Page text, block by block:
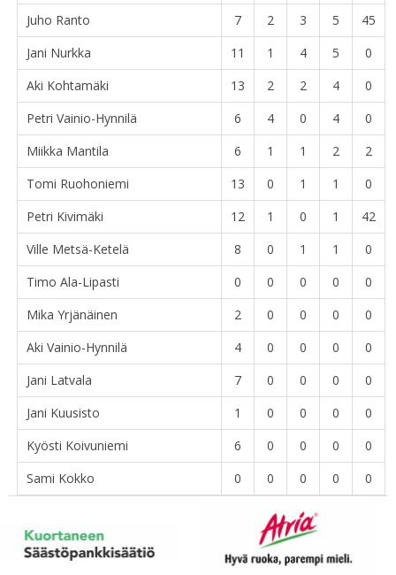
Juho Ranto
7 2 3 5
45
Jani Nurkka
11 1 4 5
0
Aki Kohtamäki
13 2 2 4
0
Petri Vainio-Hynnilä
6 4 0 4
0
Miikka Mantila
6 1 1 2
2
Tomi Ruohoniemi
13 0 1 1
0
Petri Kivimäki
12 1 0 1
42
Ville Metsä-Ketelä
8 0 1 1
0
Timo Ala-Lipasti
0 0 0 0
0
Mika Yrjänäinen
2 0 0 0
0
Aki Vainio-Hynnilä
4 0 0 0
0
Jani Latvala
7 0 0 0
0
Jani Kuusisto
1 0 0 0
0
Kyösti Koivuniemi
6 0 0 0
0
Sami Kokko
0 0 0 0 0